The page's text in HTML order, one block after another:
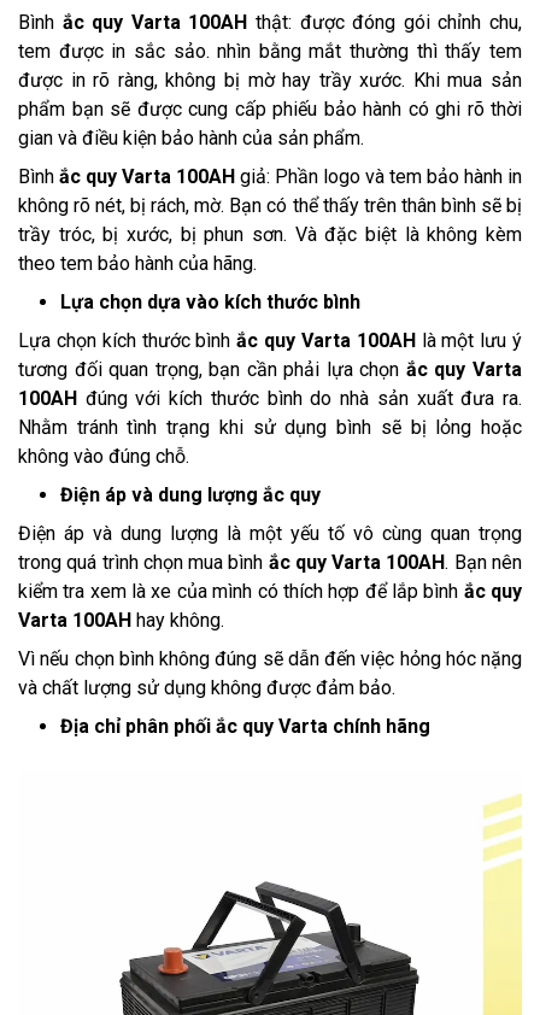
Bình ắc quy Varta 100AH thật: được đóng gói chỉnh chu,
tem được in sắc sảo. nhìn bằng mắt thường thì thấy tem
được in rõ ràng, không bị mờ hay trầy xước. Khi mua sản
phẩm bạn sẽ được cung cấp phiếu bảo hành có ghi rõ thời
gian và điều kiện bảo hành của sản phẩm.
Bình ắc quy Varta 100AH giả: Phần logo và tem bảo hành in
không rõ nét, bị rách, mờ. Bạn có thể thấy trên thân bình sẽ bị
trầy tróc, bị xước, bị phun sơn. Và đặc biệt là không kèm
theo tem bảo hành của hãng.
Lựa chọn dựa vào kích thước bình
Lựa chọn kích thước bìnhắc quy Varta 100AH
là một lưu ý
tương đối quan trọng, bạn cần phải lựa chọn ắc quy Varta
100AH đúng với kích thước bình do nhà sản xuất đưa ra.
Nhằm tránh tình trạng khi sử dụng bình sẽ bị lỏng hoặc
không vào đúng chỗ.
Điện áp và dung lượng ắc quy
Điện áp và dung lượng là một yếu tố vô cùng quan trọng
trong quá trình chọn mua bình ắc quy Varta 100AH. Bạn nên
kiểm tra xem là xe của mình có thích hợp để lắp bình ắc quy
Varta 100AH hay không.
Vì nếu chọn bình không đúng sẽ dẫn đến việc hỏng hóc nặng
và chất lượng sử dụng không được đảm bảo.
Địa chỉ phân phối ắc quy Varta chính hãng